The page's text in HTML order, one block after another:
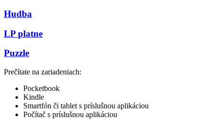
Hudba
LP platne
Puzzle
Prečítate na zariadeniach:
Pocketbook
Kindle
Smartfón či tablet s príslušnou aplikáciou
Počítač s príslušnou aplikáciou